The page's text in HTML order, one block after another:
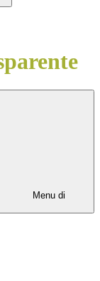
Menu di